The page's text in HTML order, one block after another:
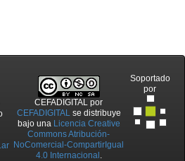
CEFADIGITAL por
CEFADIGITALse distribuye
bajo una Licencia Creative
Commons Atribución-
NoComercial-CompartirIgual
4.0 Internacional .
Soportado
por